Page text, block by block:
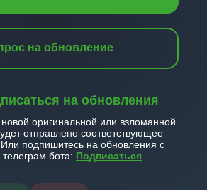
на обновление
на обновления
оригинальной или взломанной
отправлено соответствующее
подпишитесь на обновления с
бота: Подписаться